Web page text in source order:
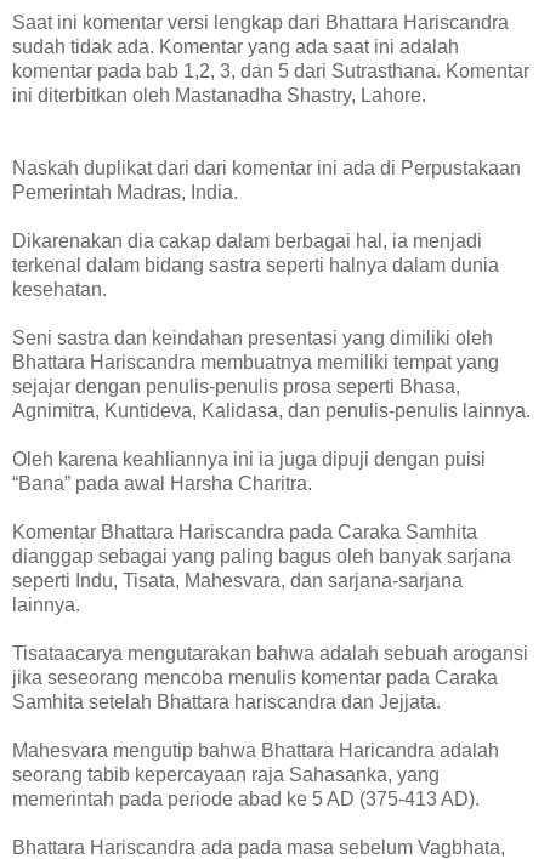
Saat ini komentar versi lengkap dari Bhattara Hariscandra
sudah tidak ada. Komentar yang ada saat ini adalah
komentar pada bab 1,2, 3, dan 5 dari Sutrasthana. Komentar
ini diterbitkan oleh Mastanadha Shastry, Lahore.
Naskah duplikat dari dari komentar ini ada di Perpustakaan
Pemerintah Madras, India.
Dikarenakan dia cakap dalam berbagai hal, ia menjadi
terkenal dalam bidang sastra seperti halnya dalam dunia
kesehatan.
Seni sastra dan keindahan presentasi yang dimiliki oleh
Bhattara Hariscandra membuatnya memiliki tempat yang
sejajar dengan penulis-penulis prosa seperti Bhasa,
Agnimitra, Kuntideva, Kalidasa, dan penulis-penulis lainnya.
Oleh karena keahliannya ini ia juga dipuji dengan puisi
“Bana” pada awal Harsha Charitra.
Komentar Bhattara Hariscandra pada Caraka Samhita
dianggap sebagai yang paling bagus oleh banyak sarjana
seperti Indu, Tisata, Mahesvara, dan sarjana-sarjana
lainnya.
Tisataacarya mengutarakan bahwa adalah sebuah arogansi
jika seseorang mencoba menulis komentar pada Caraka
Samhita setelah Bhattara hariscandra dan Jejjata.
Mahesvara mengutip bahwa Bhattara Haricandra adalah
seorang tabib kepercayaan raja Sahasanka, yang
memerintah pada periode abad ke 5 AD (375-413 AD).
Bhattara Hariscandra ada pada masa sebelum Vagbhata,